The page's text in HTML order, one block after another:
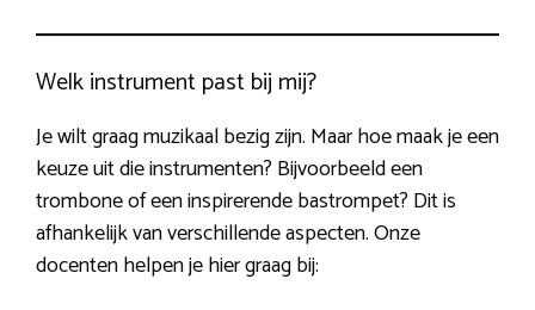
Welk instrument past bij mij?
Je wilt graag muzikaal bezig zijn. Maar hoe maak je een
keuze uit die instrumenten? Bijvoorbeeld een
trombone of een inspirerende bastrompet? Dit is
afhankelijk van verschillende aspecten. Onze
docenten helpen je hier graag bij: